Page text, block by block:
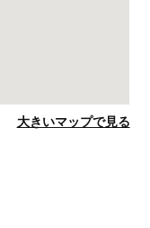
大きいマップで見る